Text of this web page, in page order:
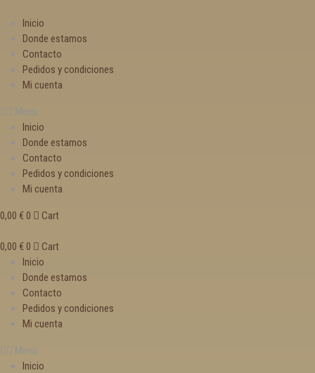
Inicio
Donde estamos
Contacto
Pedidos y condiciones
Mi cuenta
Menu
Inicio
Donde estamos
Contacto
Pedidos y condiciones
Mi cuenta
0,00 € 0 Cart
0,00 € 0
Cart
Inicio
Donde estamos
Contacto
Pedidos y condiciones
Mi cuenta
Menu
Inicio